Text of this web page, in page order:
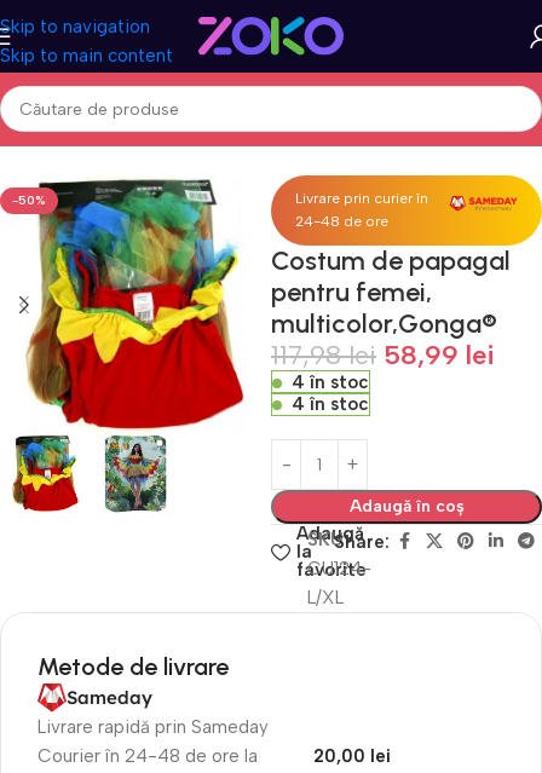
Skip to navigation
Skip to main content
Prima pagină Acasa Costume & Masti
-50%
Livrare prin curier în
24-48 de ore
Costum de papagal
pentru femei,
multicolor,Gonga®
117,98lei 58,99 lei
4 în stoc
4 în stoc
Adaugă în coș
Adaugă
la
favorite
SKU
CU124-
L/XL
Share:
Metode de livrare
Sameday
Livrare rapidă prin Sameday
Courier în 24-48 de ore la
20,00 lei